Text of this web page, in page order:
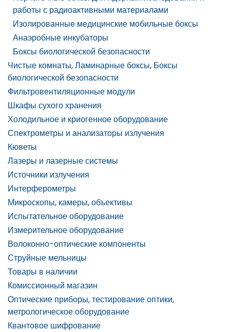
работы с радиоактивными материалами
Изолированные медицинские мобильные боксы
Анаэробные инкубаторы
Боксы биологической безопасности
Чистые комнаты, Ламинарные боксы, Боксы
биологической безопасности
Фильтровентиляционные модули
Шкафы сухого хранения
Холодильное и криогенное оборудование
Спектрометры и анализаторы излучения
Кюветы
Лазеры и лазерные системы
Источники излучения
Интерферометры
Микроскопы, камеры, объективы
Испытательное оборудование
Измерительное оборудование
Волоконно-оптические компоненты
Струйные мельницы
Товары в наличии
Комиссионный магазин
Оптические приборы, тестирование оптики,
метрологическое оборудование
Квантовое шифрование